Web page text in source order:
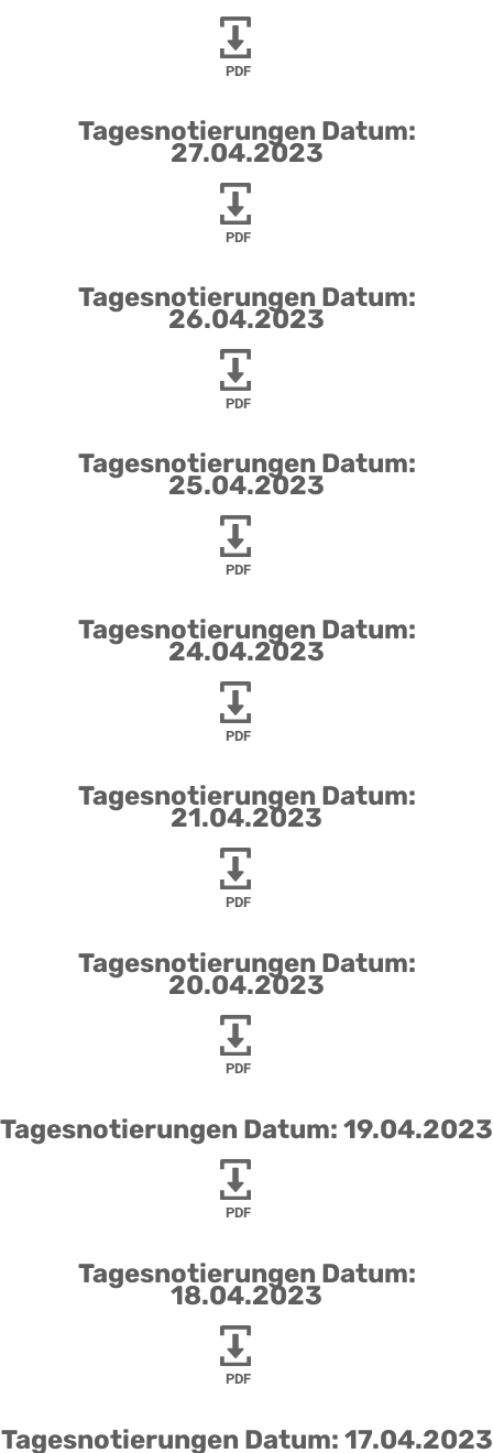
PDF
Tagesnotierungen Datum:
27.04.2023
PDF
Tagesnotierungen Datum:
26.04.2023
PDF
Tagesnotierungen Datum:
25.04.2023
PDF
Tagesnotierungen Datum:
24.04.2023
PDF
Tagesnotierungen Datum:
21.04.2023
PDF
Tagesnotierungen Datum:
20.04.2023
PDF
Tagesnotierungen Datum: 19.04.2023
PDF
Tagesnotierungen Datum:
18.04.2023
PDF
Tagesnotierungen Datum: 17.04.2023